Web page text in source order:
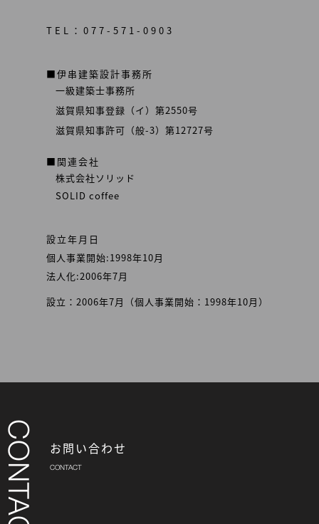
TEL：077-571-0903
■伊串建築設計事務所
一級建築士事務所
滋賀県知事登録（イ）第2550号
滋賀県知事許可（般-3）第12727号
■関連会社
株式会社ソリッド
SOLID coffee
設立年月日
個人事業開始:1998年10月
法人化:2006年7月
設立：2006年7月（個人事業開始：1998年10月）
お問い合わせ